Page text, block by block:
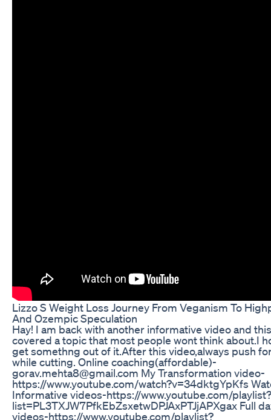
Lizzo S Weight Loss Journey From Veganism To
And Ozempic Speculation
Hay! I am back with another informative video and
covered a topic that most people wont think about.I
get somethng out of it.After this video,always push
while cutting. Online coaching(affordable)-
gorav.mehta8@gmail.com My Transformation video-
https://www.youtube.com/watch?v=34dktgYpKfs
Informative videos-https://www.youtube.com/playlist?
list=PL3TXJW7PfkEbZsxetwDPJAxPTJjAPXgax Full
videos-https://www.youtube.com/playlist?